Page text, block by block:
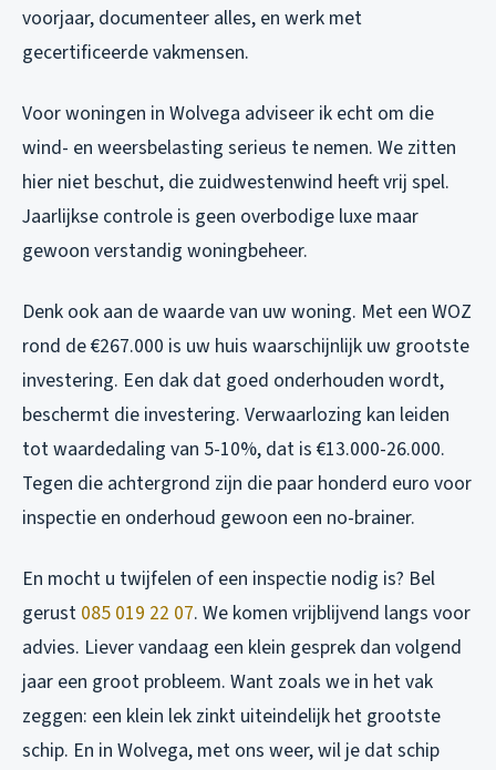
voorjaar, documenteer alles, en werk met
gecertificeerde vakmensen.
Voor woningen in Wolvega adviseer ik echt om die
wind- en weersbelasting serieus te nemen. We zitten
hier niet beschut, die zuidwestenwind heeft vrij spel.
Jaarlijkse controle is geen overbodige luxe maar
gewoon verstandig woningbeheer.
Denk ook aan de waarde van uw woning. Met een WOZ
rond de €267.000 is uw huis waarschijnlijk uw grootste
investering. Een dak dat goed onderhouden wordt,
beschermt die investering. Verwaarlozing kan leiden
tot waardedaling van 5-10%, dat is €13.000-26.000.
Tegen die achtergrond zijn die paar honderd euro voor
inspectie en onderhoud gewoon een no-brainer.
En mocht u twijfelen of een inspectie nodig is? Bel
gerust 085 019 22 07. We komen vrijblijvend langs voor
advies. Liever vandaag een klein gesprek dan volgend
jaar een groot probleem. Want zoals we in het vak
zeggen: een klein lek zinkt uiteindelijk het grootste
schip. En in Wolvega, met ons weer, wil je dat schip